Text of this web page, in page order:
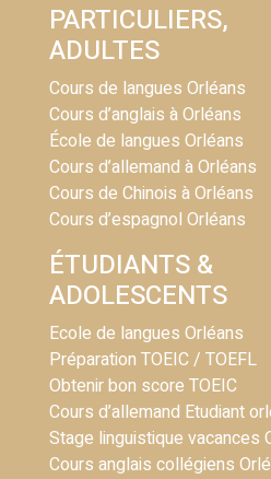
PARTICULIERS,
ADULTES
Cours de langues Orléans
Cours d’anglais à Orléans
École de langues Orléans
Cours d’allemand à Orléans
Cours de Chinois à Orléans
Cours d’espagnol Orléans
ÉTUDIANTS &
ADOLESCENTS
Ecole de langues Orléans
Préparation TOEIC / TOEFL
Obtenir bon score TOEIC
Cours d’allemand Etudiant
Stage linguistique vacances
Cours anglais collégiens